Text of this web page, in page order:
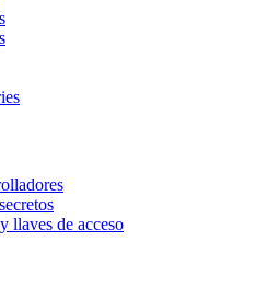
llaves de acceso